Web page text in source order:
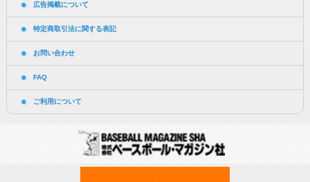
広告掲載について
特定商取引法に関する表記
お問い合わせ
FAQ
ご利用について